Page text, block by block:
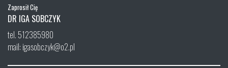
Zaprosił Cię
DR IGA SOBCZYK
tel. 512385980
mail: igasobczyk@o2.pl